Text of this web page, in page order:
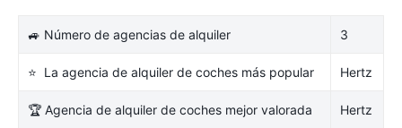
🚙 Número de agencias de alquiler 3
⭐ La agencia de alquiler de coches más popular Hertz
🏆 Agencia de alquiler de coches mejor valorada Hertz